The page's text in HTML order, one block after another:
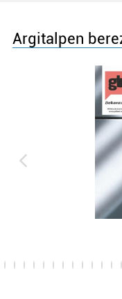
Argitalpen